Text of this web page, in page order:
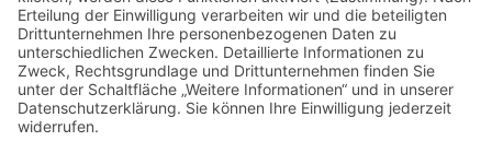
Impressum
Datenschutz
© 2026 –
sagmalspaghetti